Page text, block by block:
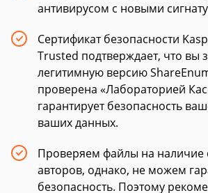
антивирусом с новыми
Сертификат безопасности
Trusted подтверждает, что вы
легитимную версию
проверена «Лабораторией
гарантирует безопасность
ваших данных.
Проверяем файлы на наличие
авторов, однако, не можем
безопасность. Поэтому